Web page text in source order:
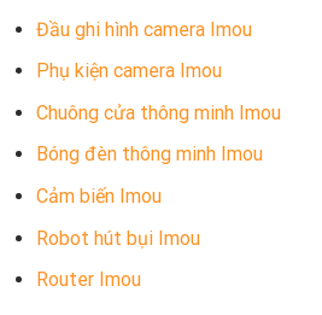
Đầu ghi hình camera Imou
Phụ kiện camera Imou
Chuông cửa thông minh Imou
Bóng đèn thông minh Imou
Cảm biến Imou
Robot hút bụi Imou
Router Imou